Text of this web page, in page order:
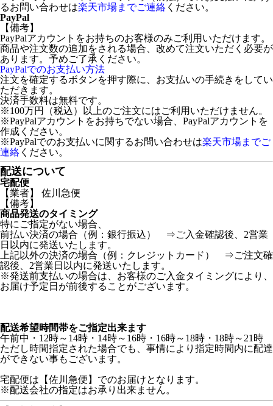
るお問い合わせは楽天市場までご連絡 ください。
PayPal
【備考】
PayPalアカウントをお持ちのお客様のみご利用いただけます。
商品や注文数の追加をされる場合、改めて注文いただく必要が
あります。予めご了承ください。
PayPalでのお支払い方法
注文を確定するボタンを押す際に、お支払いの手続きをしてい
ただきます。
決済手数料は無料です。
※100万円（税込）以上のご注文にはご利用いただけません。
※PayPalアカウントをお持ちでない場合、PayPalアカウントを
作成ください。
※PayPalでのお支払いに関するお問い合わせは楽天市場までご
連絡 ください。
配送について
宅配便
【業者】 佐川急便
【備考】
商品発送のタイミング
特にご指定がない場合、
前払い決済の場合（例：銀行振込） ⇒ご入金確認後、2営業
日以内に発送いたします。
上記以外の決済の場合（例：クレジットカード） ⇒ご注文確
認後、2営業日以内に発送いたします。
※発送前支払いの場合は、お客様のご入金タイミングにより、
お届け予定日が前後することがございます。
配送希望時間帯をご指定出来ます
午前中・12時～14時・14時～16時・16時～18時・18時～21時
ただし時間指定された場合でも、事情により指定時間内に配達
ができない事もございます。
宅配便は【佐川急便】でのお届けとなります。
※配送会社の指定はお承り出来ません。